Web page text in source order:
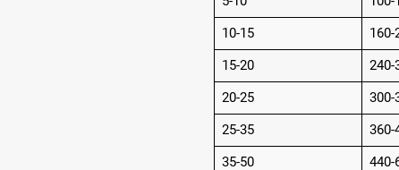
10-15
160-
15-20
240-
20-25
300-
25-35
360-
35-50
440-